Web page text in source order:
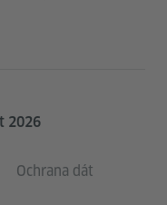
2026
Ochrana dát